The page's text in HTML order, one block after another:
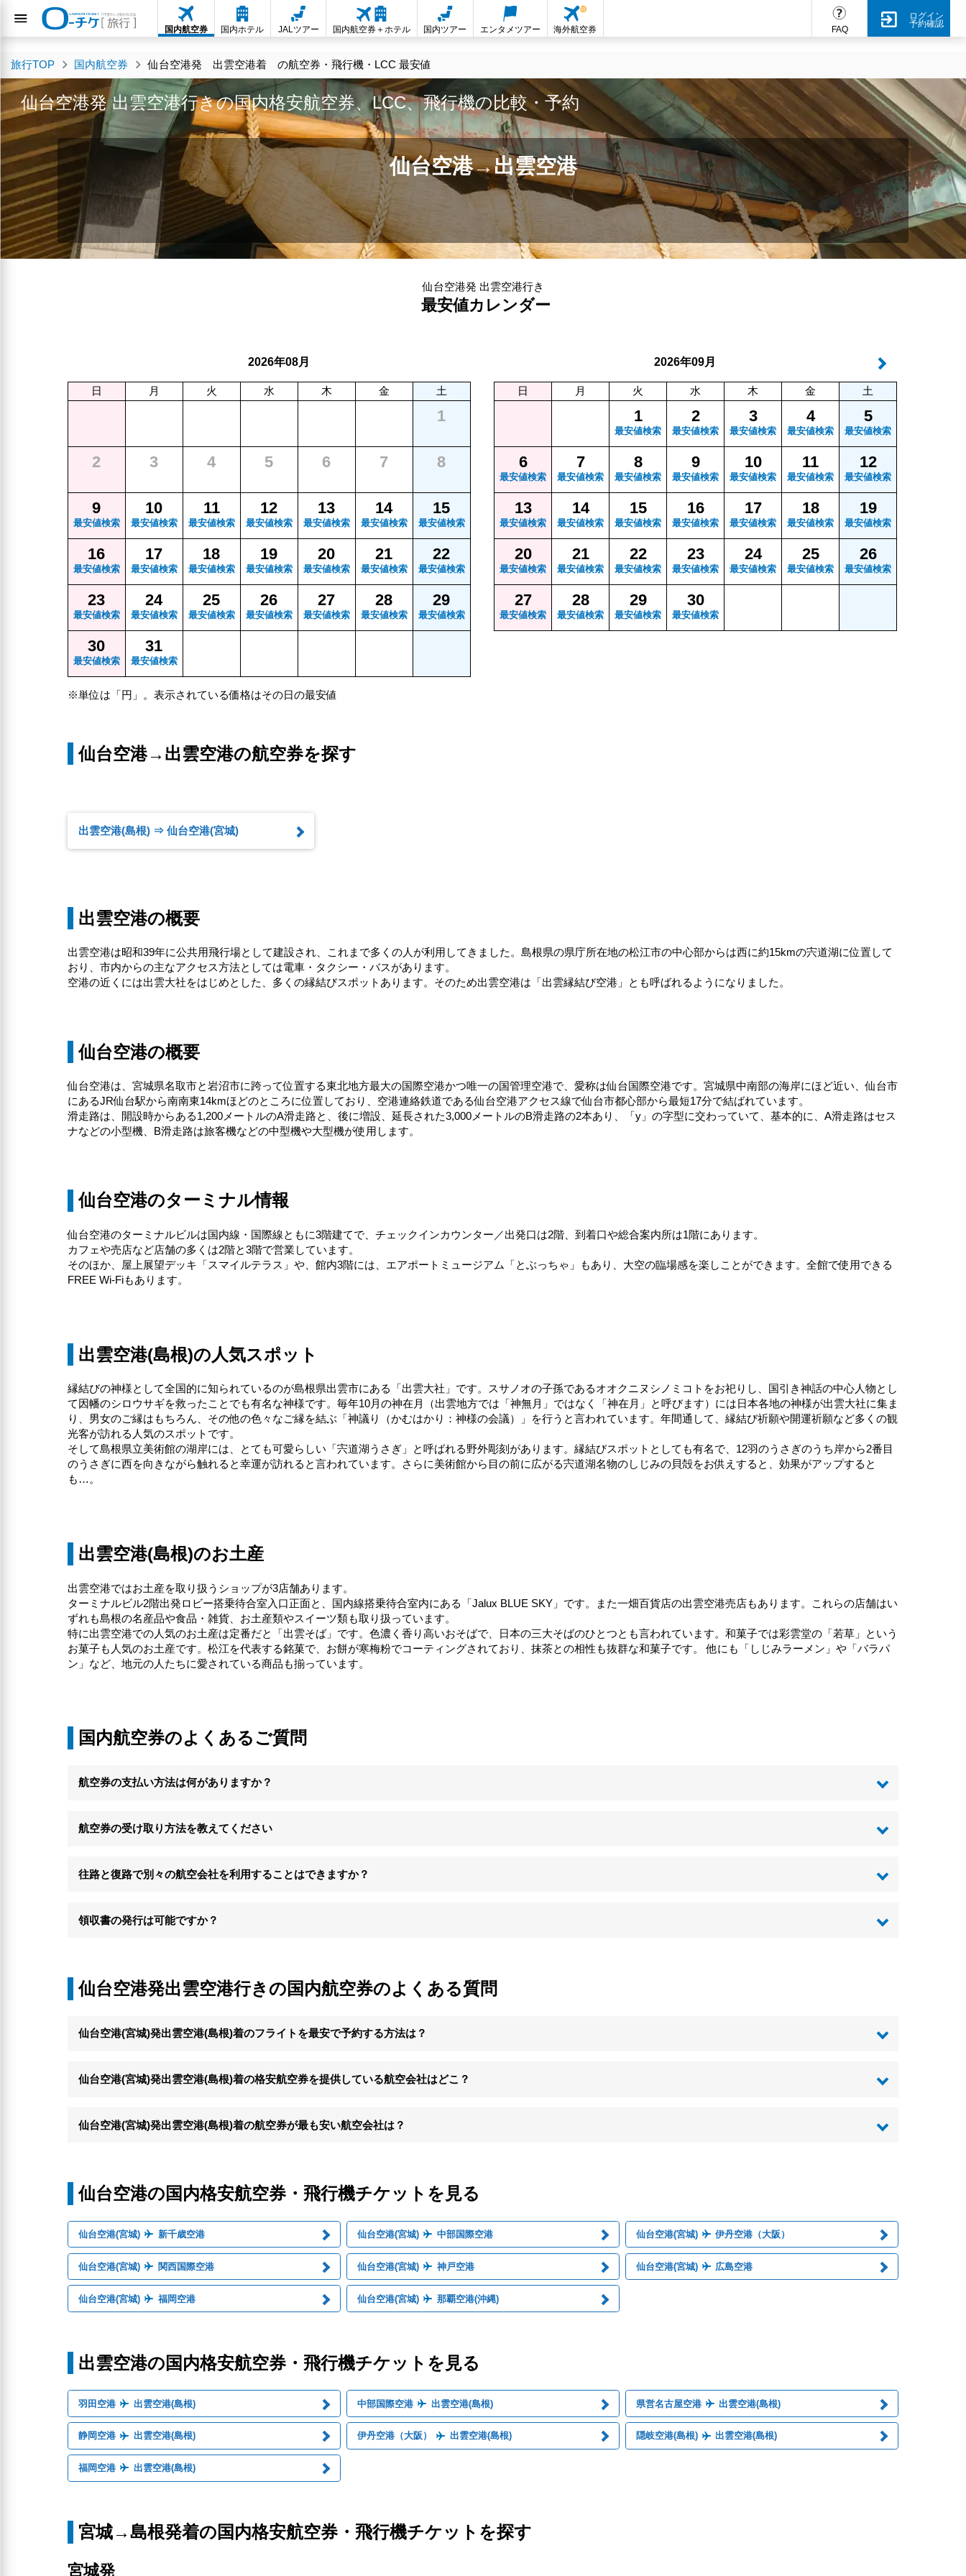
FAQ
ログイン
予約確認
国内航空券 国内ホテル JALツアー 国内航空券＋ホテル 国内ツアー エンタメツアー 海外航空券
旅行TOP 国内航空券 仙台空港発 出雲空港着 の航空券・飛行機・LCC 最安値
仙台空港発 出雲空港行きの国内格安航空券、LCC、飛行機の比較・予約
仙台空港→出雲空港
仙台空港発 出雲空港行き
最安値カレンダー
2026年08月
日 月 火 水 木 金 土
1
2 3 4 5 6 7 8
9
最安値検索
10
最安値検索
11
最安値検索
12
最安値検索
13
最安値検索
14
最安値検索
15
最安値検索
16
最安値検索
17
最安値検索
18
最安値検索
19
最安値検索
20
最安値検索
21
最安値検索
22
最安値検索
23
最安値検索
24
最安値検索
25
最安値検索
26
最安値検索
27
最安値検索
28
最安値検索
29
最安値検索
30
最安値検索
31
最安値検索
2026年09月
日 月 火 水 木 金 土
1
最安値検索
2
最安値検索
3
最安値検索
4
最安値検索
5
最安値検索
6
最安値検索
7
最安値検索
8
最安値検索
9
最安値検索
10
最安値検索
11
最安値検索
12
最安値検索
13
最安値検索
14
最安値検索
15
最安値検索
16
最安値検索
17
最安値検索
18
最安値検索
19
最安値検索
20
最安値検索
21
最安値検索
22
最安値検索
23
最安値検索
24
最安値検索
25
最安値検索
26
最安値検索
27
最安値検索
28
最安値検索
29
最安値検索
30
最安値検索
※単位は「円」。表示されている価格はその日の最安値
仙台空港→出雲空港の航空券を探す
出雲空港(島根) ⇒ 仙台空港(宮城)
出雲空港の概要
出雲空港は昭和39年に公共用飛行場として建設され、これまで多くの人が利用してきました。島根県の県庁所在地の松江市の中心部からは西に約15kmの宍道湖に位置して
おり、市内からの主なアクセス方法としては電車・タクシー・バスがあります。
空港の近くには出雲大社をはじめとした、多くの縁結びスポットあります。そのため出雲空港は「出雲縁結び空港」とも呼ばれるようになりました。
仙台空港の概要
仙台空港は、宮城県名取市と岩沼市に跨って位置する東北地方最大の国際空港かつ唯一の国管理空港で、愛称は仙台国際空港です。宮城県中南部の海岸にほど近い、仙台市
にあるJR仙台駅から南南東14kmほどのところに位置しており、空港連絡鉄道である仙台空港アクセス線で仙台市都心部から最短17分で結ばれています。
滑走路は、開設時からある1,200メートルのA滑走路と、後に増設、延長された3,000メートルのB滑走路の2本あり、「y」の字型に交わっていて、基本的に、A滑走路はセス
ナなどの小型機、B滑走路は旅客機などの中型機や大型機が使用します。
仙台空港のターミナル情報
仙台空港のターミナルビルは国内線・国際線ともに3階建てで、チェックインカウンター／出発口は2階、到着口や総合案内所は1階にあります。
カフェや売店など店舗の多くは2階と3階で営業しています。
そのほか、屋上展望デッキ「スマイルテラス」や、館内3階には、エアポートミュージアム「とぶっちゃ」もあり、大空の臨場感を楽しことができます。全館で使用できる
FREE Wi-Fiもあります。
出雲空港(島根)の人気スポット
縁結びの神様として全国的に知られているのが島根県出雲市にある「出雲大社」です。スサノオの子孫であるオオクニヌシノミコトをお祀りし、国引き神話の中心人物とし
て因幡のシロウサギを救ったことでも有名な神様です。毎年10月の神在月（出雲地方では「神無月」ではなく「神在月」と呼びます）には日本各地の神様が出雲大社に集ま
り、男女のご縁はもちろん、その他の色々なご縁を結ぶ「神議り（かむはかり：神様の会議）」を行うと言われています。年間通して、縁結び祈願や開運祈願など多くの観
光客が訪れる人気のスポットです。
そして島根県立美術館の湖岸には、とても可愛らしい「宍道湖うさぎ」と呼ばれる野外彫刻があります。縁結びスポットとしても有名で、12羽のうさぎのうち岸から2番目
のうさぎに西を向きながら触れると幸運が訪れると言われています。さらに美術館から目の前に広がる宍道湖名物のしじみの貝殻をお供えすると、効果がアップすると
も…。
出雲空港(島根)のお土産
出雲空港ではお土産を取り扱うショップが3店舗あります。
ターミナルビル2階出発ロビー搭乗待合室入口正面と、国内線搭乗待合室内にある「Jalux BLUE SKY」です。また一畑百貨店の出雲空港売店もあります。これらの店舗はい
ずれも島根の名産品や食品・雑貨、お土産類やスイーツ類も取り扱っています。
特に出雲空港での人気のお土産は定番だと「出雲そば」です。色濃く香り高いおそばで、日本の三大そばのひとつとも言われています。和菓子では彩雲堂の「若草」という
お菓子も人気のお土産です。松江を代表する銘菓で、お餅が寒梅粉でコーティングされており、抹茶との相性も抜群な和菓子です。 他にも「しじみラーメン」や「バラパ
ン」など、地元の人たちに愛されている商品も揃っています。
国内航空券のよくあるご質問
航空券の支払い方法は何がありますか？
航空券の受け取り方法を教えてください
往路と復路で別々の航空会社を利用することはできますか？
領収書の発行は可能ですか？
仙台空港発出雲空港行きの国内航空券のよくある質問
仙台空港(宮城)発出雲空港(島根)着のフライトを最安で予約する方法は？
仙台空港(宮城)発出雲空港(島根)着の格安航空券を提供している航空会社はどこ？
仙台空港(宮城)発出雲空港(島根)着の航空券が最も安い航空会社は？
仙台空港の国内格安航空券・飛行機チケットを見る
仙台空港(宮城) 新千歳空港 仙台空港(宮城) 中部国際空港 仙台空港(宮城) 伊丹空港（大阪）
仙台空港(宮城) 関西国際空港 仙台空港(宮城) 神戸空港 仙台空港(宮城) 広島空港
仙台空港(宮城) 福岡空港 仙台空港(宮城) 那覇空港(沖縄)
出雲空港の国内格安航空券・飛行機チケットを見る
羽田空港 出雲空港(島根) 中部国際空港 出雲空港(島根) 県営名古屋空港 出雲空港(島根)
静岡空港 出雲空港(島根) 伊丹空港（大阪） 出雲空港(島根) 隠岐空港(島根) 出雲空港(島根)
福岡空港 出雲空港(島根)
宮城→島根発着の国内格安航空券・飛行機チケットを探す
宮城発